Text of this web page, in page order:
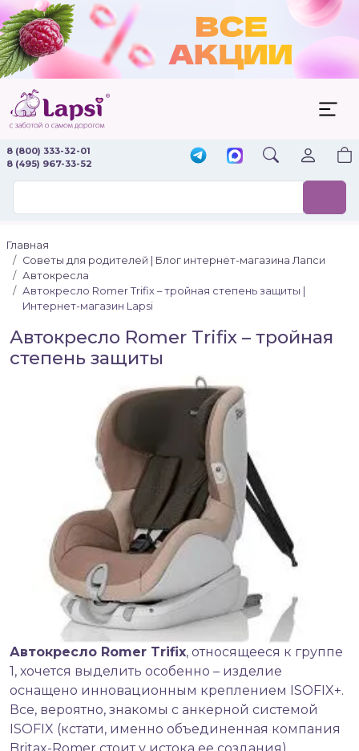
8 (800) 333-32-01
8 (495) 967-33-52
Главная
Советы для родителей | Блог интернет-магазина Лапси
Автокресла
Автокресло Romer Trifix – тройная степень защиты |
Интернет-магазин Lapsi
Автокресло Romer Trifix – тройная
степень защиты
Автокресло Romer Trifix, относящееся к группе
1, хочется выделить особенно – изделие
оснащено инновационным креплением ISOFIX+.
Все, вероятно, знакомы с анкерной системой
ISOFIX (кстати, именно объединенная компания